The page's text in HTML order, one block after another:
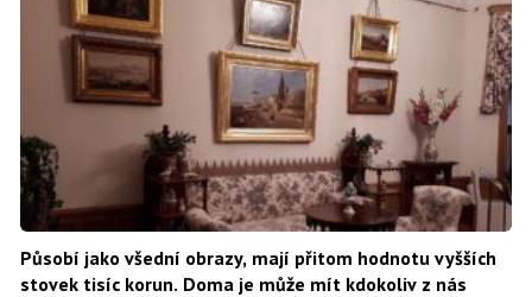
Působí jako všední obrazy, mají přitom hodnotu vyšších
stovek tisíc korun. Doma je může mít kdokoliv z nás